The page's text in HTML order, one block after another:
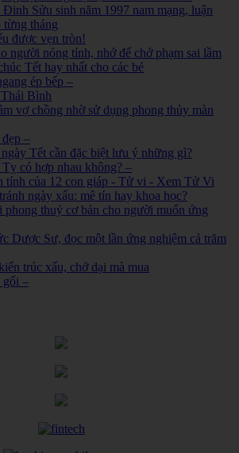
Sửu sinh năm 1997 nam mạng, luận
từng tháng
được vẹn tròn!
người nóng tính, nhớ để chớ phạm sai lầm
Tết hay nhất cho các bé
ép bếp –
Bình
vợ chồng nhờ sử dụng phong thủy màn
–
Tết cần đặc biệt lưu ý những gì?
có hợp nhau không? –
tính của 12 con giáp - Tử vi - Xem Tử Vi
ngày xấu: mê tín hay khoa học?
phong thuỷ cơ bản cho người muốn ứng
Dược Sư, đọc một lần ứng nghiệm cả trăm
trúc xấu, chớ dại mà mua
gối –